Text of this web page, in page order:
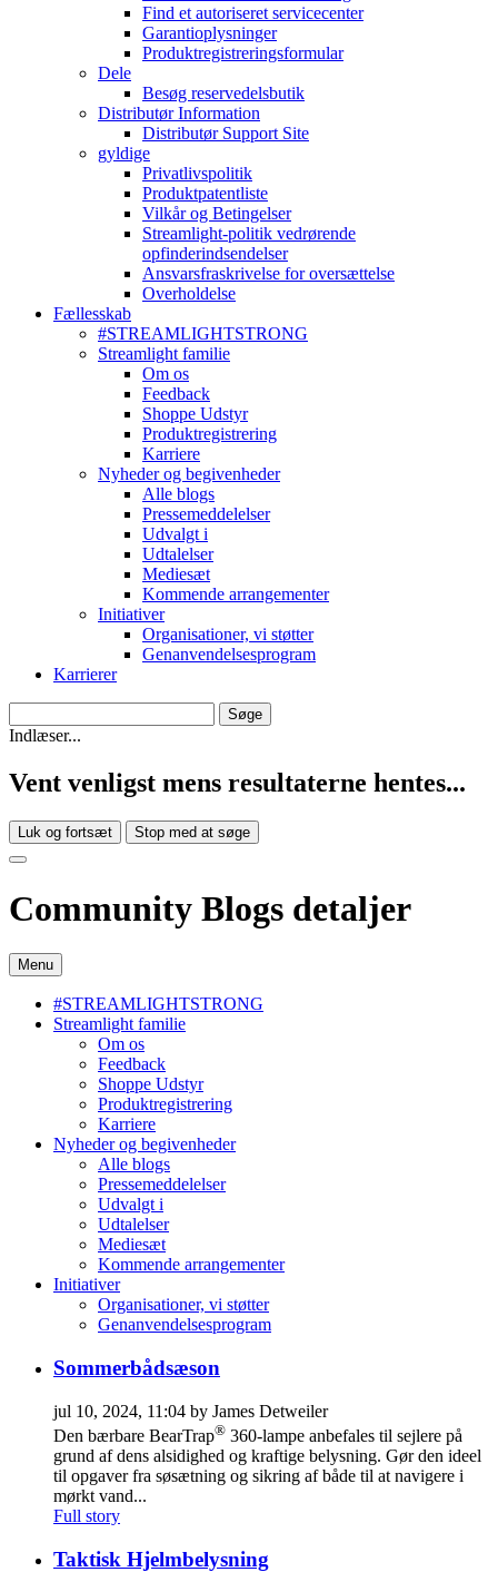
Find et autoriseret servicecenter
Garantioplysninger
Produktregistreringsformular
Dele
Besøg reservedelsbutik
Distributør Information
Distributør Support Site
gyldige
Privatlivspolitik
Produktpatentliste
Vilkår og Betingelser
Streamlight-politik vedrørende
opfinderindsendelser
Ansvarsfraskrivelse for oversættelse
Overholdelse
Fællesskab
#STREAMLIGHTSTRONG
Streamlight familie
Om os
Feedback
Shoppe Udstyr
Produktregistrering
Karriere
Nyheder og begivenheder
Alle blogs
Pressemeddelelser
Udvalgt i
Udtalelser
Mediesæt
Kommende arrangementer
Initiativer
Organisationer, vi støtter
Genanvendelsesprogram
Karrierer
Indlæser...
Vent venligst mens resultaterne hentes...
Luk og fortsæt Stop med at søge
Community Blogs detaljer
Menu
#STREAMLIGHTSTRONG
Streamlight familie
Om os
Feedback
Shoppe Udstyr
Produktregistrering
Karriere
Nyheder og begivenheder
Alle blogs
Pressemeddelelser
Udvalgt i
Udtalelser
Mediesæt
Kommende arrangementer
Initiativer
Organisationer, vi støtter
Genanvendelsesprogram
Sommerbådsæson
jul 10, 2024, 11:04 by James Detweiler
Den bærbare BearTrap® 360-lampe anbefales til sejlere på
grund af dens alsidighed og kraftige belysning. Gør den ideel
til opgaver fra søsætning og sikring af både til at navigere i
mørkt vand...
Full story
Taktisk Hjelmbelysning